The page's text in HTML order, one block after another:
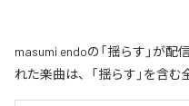
masumi endoの「揺らす」が
れた楽曲は、「揺らす」を含む